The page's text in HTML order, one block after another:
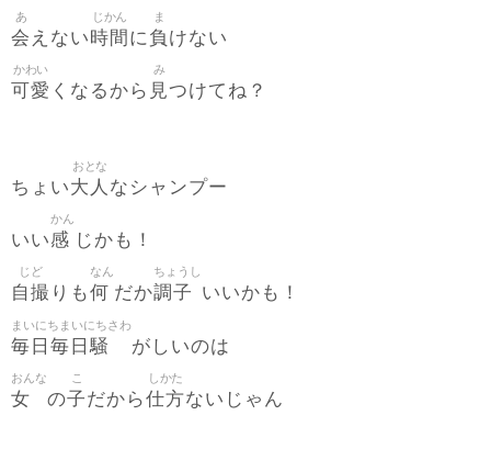
会
あ
えない時間
じかん
に負
ま
けない
可愛
かわい
くなるから 見
み
つけてね？
ちょい大人
おとな
なシャンプー
いい感
かん
じかも！
自撮
じど
りも何
なん
だか調子
ちょうし
いいかも！
毎日毎日騒
まいにちまいにちさわ
がしいのは
女
おんな
の子
こ
だから仕方
しかた
ないじゃん